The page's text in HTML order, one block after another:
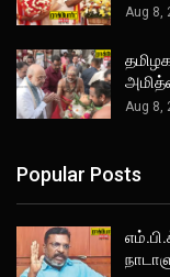
Aug 8,
Aug 8,
Popular Posts